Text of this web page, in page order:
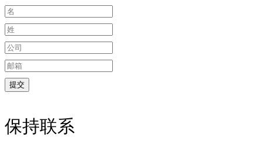
保持联系